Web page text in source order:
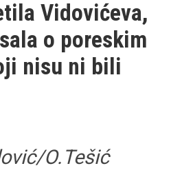
Vidovićeva,
o poreskim
nisu ni bili
O.Tešić